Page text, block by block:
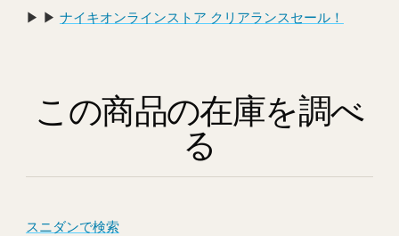
▶︎ ▶︎ ナイキオンラインストア クリアランスセール！
この商品の在庫を調べ
る
スニダンで検索